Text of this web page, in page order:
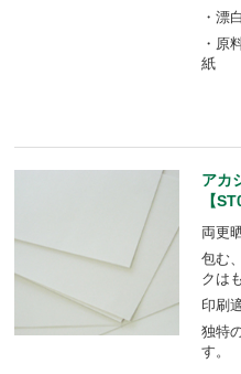
・漂
・原
紙
アカ
【
両更
包む
クは
印刷
独特
す。